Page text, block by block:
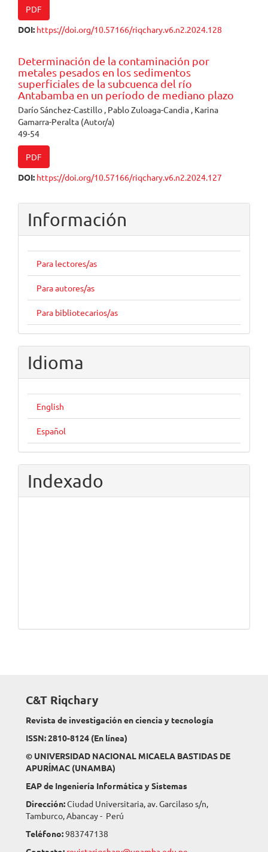
PDF
DOI: https://doi.org/10.57166/riqchary.v6.n2.2024.128
Determinación de la contaminación por
metales pesados en los sedimentos
superficiales de la subcuenca del río
Antabamba en un período de mediano plazo
Darío Sánchez-Castillo , Pablo Zuloaga-Candia , Karina
Gamarra-Peralta (Autor/a)
49-54
PDF
DOI: https://doi.org/10.57166/riqchary.v6.n2.2024.127
Información
Para lectores/as
Para autores/as
Para bibliotecarios/as
Idioma
English
Español
Indexado
C&T Riqchary
Revista de investigación en ciencia y tecnología
ISSN: 2810-8124 (En línea)
© UNIVERSIDAD NACIONAL MICAELA BASTIDAS DE
APURÍMAC (UNAMBA)
EAP de Ingeniería Informática y Sistemas
Dirección:Ciudad Universitaria, av. Garcilaso s/n,
Tamburco, Abancay - Perú
Teléfono:983747138